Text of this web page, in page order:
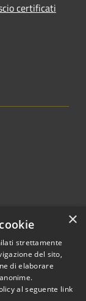
certificati
2026 • Comune di
• Powered by
×
strettamente
del sito,
di elaborare
al seguente link